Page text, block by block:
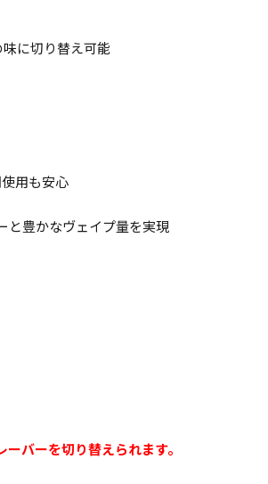
に切り替え可能
用も安心
と豊かなヴェイプ量を実現
バーを切り替えられます。